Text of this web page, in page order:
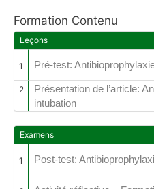
Formation Contenu
Leçons
1 Pré-test:
2
Présentation de l’article:
intubation
Examens
1 Post-test: